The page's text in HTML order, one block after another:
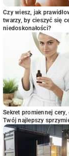
Czy wiesz, jak
twarzy, by cieszyć się
niedoskonałości?
Sekret promiennej
Twój najlepszy